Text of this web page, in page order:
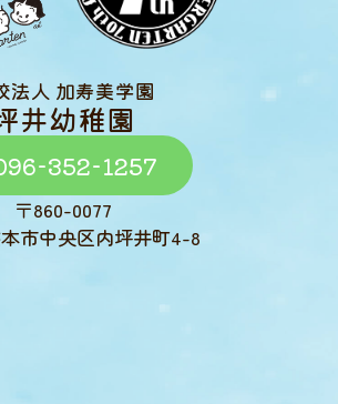
法人 加寿美学園
井幼稚園
352-1257
〒860-0077
市中央区内坪井町4-8